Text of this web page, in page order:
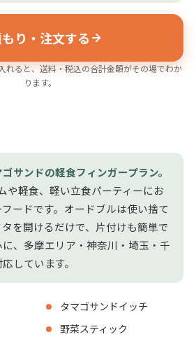
り・注文する
れると、送料・税込の合計金額がその場でわか
ります。
サンドの軽食フィンガープラン。
や軽食、軽い立食パーティーにお
ードです。オードブルは使い捨て
を開けるだけで、片付けも簡単で
、多摩エリア・神奈川・埼玉・千
しています。
タマゴサンドイッチ
野菜スティック